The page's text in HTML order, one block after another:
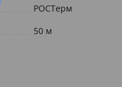
РОСТерм
50 м